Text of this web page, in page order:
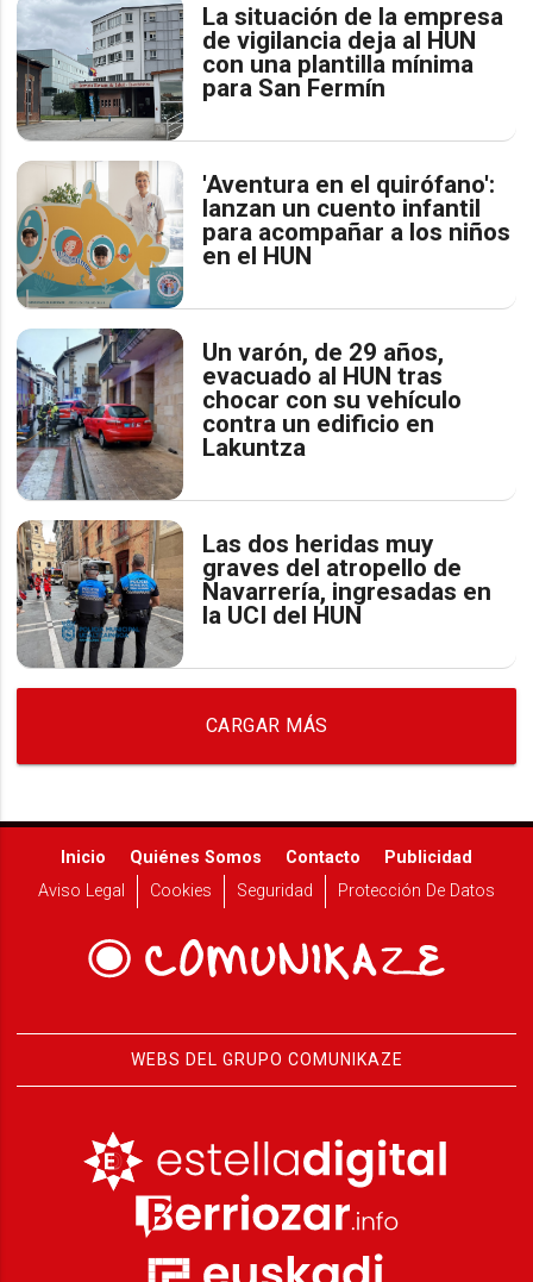
La situación de la empresa
de vigilancia deja al HUN
con una plantilla mínima
para San Fermín
'Aventura en el quirófano':
lanzan un cuento infantil
para acompañar a los niños
en el HUN
Un varón, de 29 años,
evacuado al HUN tras
chocar con su vehículo
contra un edificio en
Lakuntza
Las dos heridas muy
graves del atropello de
Navarrería, ingresadas en
la UCI del HUN
CARGAR MÁS
Inicio Quiénes Somos Contacto
Publicidad
Aviso Legal
Cookies Seguridad Protección De Datos
WEBS DEL GRUPO COMUNIKAZE